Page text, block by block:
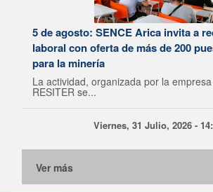
5 de agosto: SENCE Arica invita a
laboral con oferta de más de 200
para la minería
La actividad, organizada por la
RESITER se...
Viernes, 31 Julio, 2026 -
Ver más